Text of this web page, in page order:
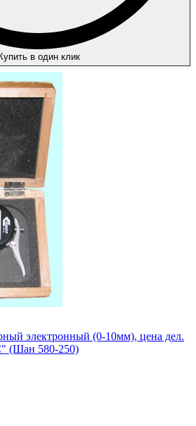
Купить в один клик
электронный (0-10мм), цена дел.
(Шан 580-250)